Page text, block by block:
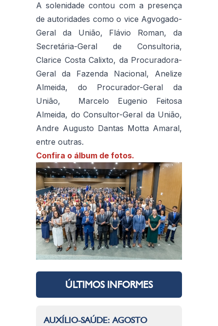
A solenidade contou com a presença
de autoridades como o vice Agvogado-
Geral da União, Flávio Roman, da
Secretária-Geral de Consultoria,
Clarice Costa Calixto, da Procuradora-
Geral da Fazenda Nacional, Anelize
Almeida, do Procurador-Geral da
União, Marcelo Eugenio Feitosa
Almeida, do Consultor-Geral da União,
Andre Augusto Dantas Motta Amaral,
entre outras.
Confira o álbum de fotos.
ÚLTIMOS INFORMES
AUXÍLIO-SAÚDE: AGOSTO